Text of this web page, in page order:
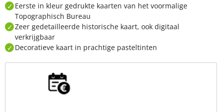
Eerste in kleur gedrukte kaarten van het voormalige
Topographisch Bureau
Zeer gedetailleerde historische kaart, ook digitaal
verkrijgbaar
Decoratieve kaart in prachtige pasteltinten